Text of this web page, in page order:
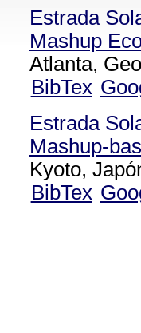
Estrada
Mashup
Atlanta,
BibTex
Estrada
Mashup-
Kyoto,
BibTex